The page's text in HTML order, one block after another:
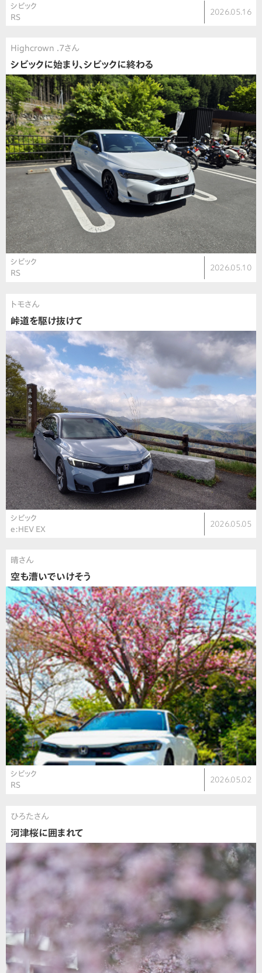
シビック
RS
2026.05.16
Highcrown .7さん
シビックに始まり、シビックに終わる
シビック
RS
2026.05.10
トモさん
峠道を駆け抜けて
シビック
e:HEV EX
2026.05.05
晴さん
空も漕いでいけそう
シビック
RS
2026.05.02
ひろたさん
河津桜に囲まれて